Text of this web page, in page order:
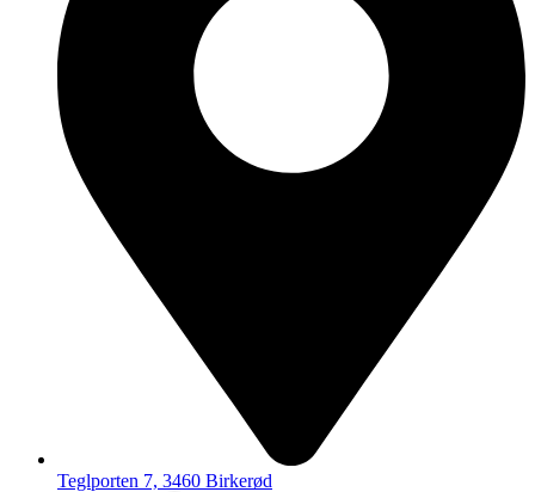
Teglporten 7, 3460 Birkerød